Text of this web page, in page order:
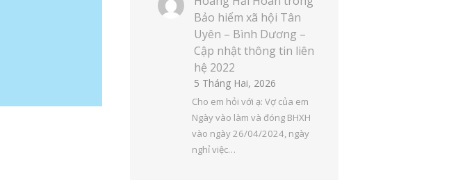
Bảo hiểm xã hội Tân
Uyên – Bình Dương –
Cập nhật thông tin liên
hệ 2022
5 Tháng Hai, 2026
Cho em hỏi với ạ: Vợ của em
Ngày vào làm và đóng BHXH
vào ngày 26/04/2024, ngày
nghỉ việc…